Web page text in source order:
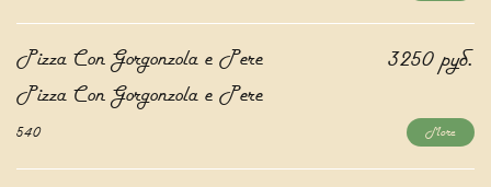
Pizza Con Gorgonzola e Pere 3250 руб.
Pizza Con Gorgonzola e Pere
540 More